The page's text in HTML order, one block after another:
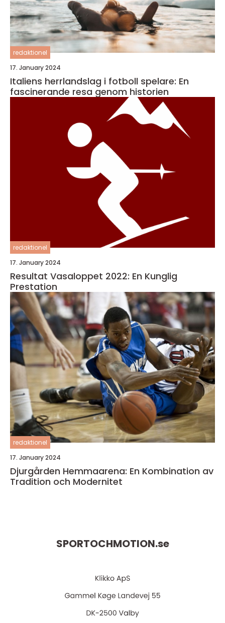
redaktionel
17. January 2024
Italiens herrlandslag i fotboll spelare: En
fascinerande resa genom historien
redaktionel
17. January 2024
Resultat Vasaloppet 2022: En Kunglig
Prestation
redaktionel
17. January 2024
Djurgården Hemmaarena: En Kombination av
Tradition och Modernitet
SPORTOCHMOTION.se